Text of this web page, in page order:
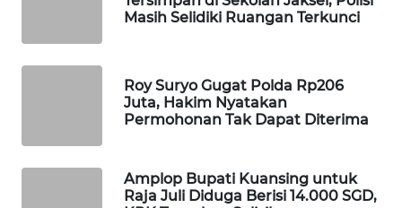
Masih Selidiki Ruangan Terkunci
Roy Suryo Gugat Polda Rp206
Juta, Hakim Nyatakan
Permohonan Tak Dapat Diterima
Amplop Bupati Kuansing untuk
Raja Juli Diduga Berisi 14.000 SGD,